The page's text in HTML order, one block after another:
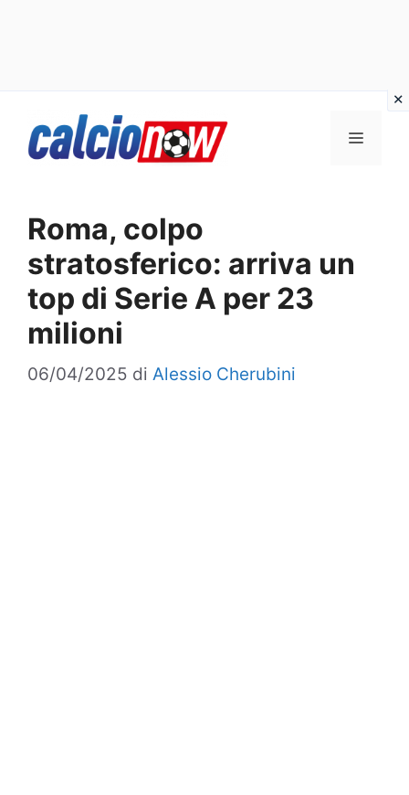
Menu
Roma, colpo
stratosferico: arriva un
top di Serie A per 23
milioni
06/04/2025 di Alessio Cherubini